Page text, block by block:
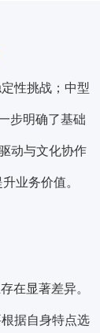
性挑战；中型
步明确了基础
动与文化协作
业务价值。
在显著差异。
据自身特点选